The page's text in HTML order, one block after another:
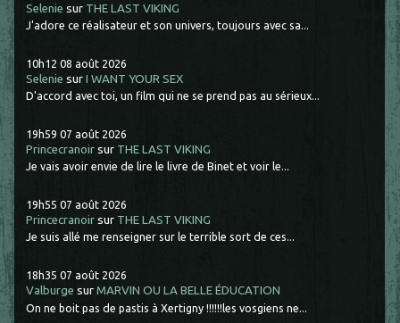
Selenie sur THE LAST VIKING
J'adore ce réalisateur et son univers, toujours avec sa...
10h12 08 août 2026
Selenie surI WANT YOUR SEX
D'accord avec toi, un film qui ne se prend pas au sérieux...
19h59 07 août 2026
Princecranoir sur THE LAST VIKING
Je vais avoir envie de lire le livre de Binet et voir le...
19h55 07 août 2026
Princecranoir sur THE LAST VIKING
Je suis allé me renseigner sur le terrible sort de ces...
18h35 07 août 2026
Valburge surMARVIN OU LA BELLE ÉDUCATION
On ne boit pas de pastis à Xertigny !!!!!!les vosgiens ne...